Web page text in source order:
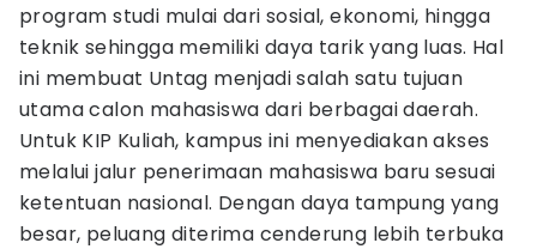
program studi mulai dari sosial, ekonomi, hingga
teknik sehingga memiliki daya tarik yang luas. Hal
ini membuat Untag menjadi salah satu tujuan
utama calon mahasiswa dari berbagai daerah.
Untuk KIP Kuliah, kampus ini menyediakan akses
melalui jalur penerimaan mahasiswa baru sesuai
ketentuan nasional. Dengan daya tampung yang
besar, peluang diterima cenderung lebih terbuka